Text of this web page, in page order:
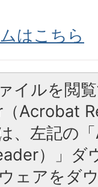
はこちら
イルを閲
Acrobat
、左記の
）」ダ
ェアをダ